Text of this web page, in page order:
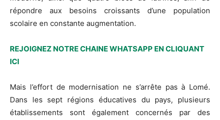
répondre aux besoins croissants d’une population
scolaire en constante augmentation.
REJOIGNEZ NOTRE CHAINE WHATSAPP EN CLIQUANT
ICI
Mais l’effort de modernisation ne s’arrête pas à Lomé.
Dans les sept régions éducatives du pays, plusieurs
établissements sont également concernés par des